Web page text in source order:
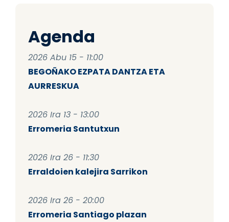
Agenda
2026 Abu 15 - 11:00
BEGOÑAKO EZPATA DANTZA ETA
AURRESKUA
2026 Ira 13 - 13:00
Erromeria Santutxun
2026 Ira 26 - 11:30
Erraldoien kalejira Sarrikon
2026 Ira 26 - 20:00
Erromeria Santiago plazan